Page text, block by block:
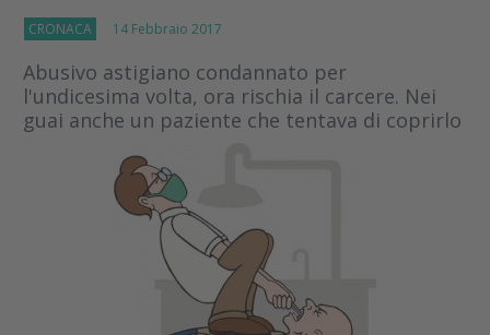
CRONACA 14 Febbraio 2017
Abusivo astigiano condannato per
l'undicesima volta, ora rischia il carcere. Nei
guai anche un paziente che tentava di coprirlo